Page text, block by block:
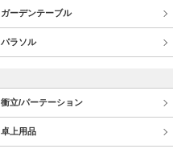
ガーデンテーブル
パラソル
衝立/パーテーション
卓上用品